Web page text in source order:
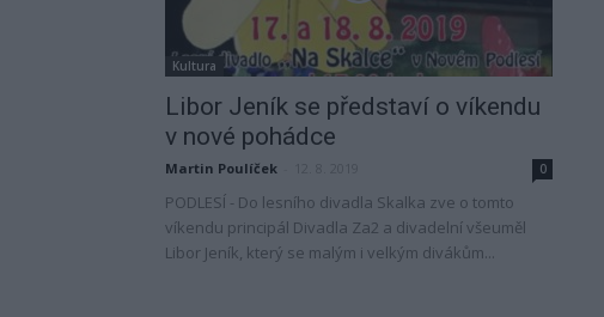
Kultura
Libor Jeník se představí o víkendu
v nové pohádce
Martin Poulíček 0
PODLESÍ - Do lesního divadla Skalka zve o tomto
víkendu principál Divadla Za2 a divadelní všeuměl
Libor Jeník, který se malým i velkým divákům...